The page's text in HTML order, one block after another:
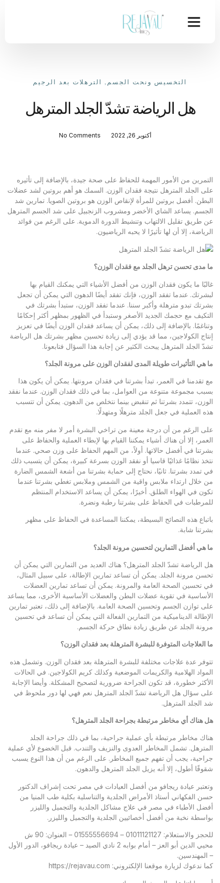
التخسيس ونحت الجسم , الترهلات بعد الرجيم
هل الرياضة تشدّ الجلد المترهل
أكتوبر 26, 2022 No Comments
التمرين من الأمور المهمة للحفاظ على صحة جيدة، بالإضافة إلى تأثيره
على الجلد المترهل نتيجة فقدان الوزن. السمك هو أهم بروتين لشد عضلات
البطن. أفضل بروتين للمرأة لإنقاص الوزن هو بروتين الصويا. تمارين شد
الجسم. يساعد الشاي الأخضر ومشروب الزنجبيل على شد الجسم المترهل
عن طريق تقليل الالتهاب وتنشيط الدورة الدموية. على الرغم من فوائد
الرياضة، إلا أن لها تأثيرًا لا يحبه الرياضيون.
ما مدى تحسن ترهل الجلد مع فقدان الوزن؟
غالبًا ما يكون فقدان الوزن من أفضل الأشياء التي يمكنك القيام بها
لبشرتك. عندما تفقد الوزن، فإنك تفقد أيضًا الدهون التي يمكن أن تجعل
بشرتك تبدو مترهلة وأكبر سننا. عندما تفقد الوزن، ستبدأ بشرتك في
التكيف مع حجمك الجديد الأصغر وستبدأ في الظهور بمظهر أكثر إحكامًا
وتناغمًا. بالإضافة إلى ذلك، يمكن أن يساعد فقدان الوزن أيضًا في تعزيز
إنتاج الكولاجين، مما قد يؤدي إلى زيادة تحسين مظهر بشرتك هل الرياضة
تشدّ الجلد المترهل يبحث الكثير عن إجابة هذا السؤال فتابعونا.
ما هي التأثيرات طويلة المدى لفقدان الوزن على مرونة الجلد؟
مع تقدمنا ​​في العمر، تبدأ بشرتنا في فقدان مرونتها. يمكن أن يكون هذا
بسبب مجموعة متنوعة من العوامل، بما في ذلك فقدان الوزن. عندما نفقد
الوزن، تتمدد بشرتنا ثم تنقبض بينما نتخلص من الدهون. يمكن أن تتسبب
هذه العملية في جعل الجلد مترهلًا ومتهدلًا.
على الرغم من أن درجة معينة من تراخي البشرة أمر لا مفر منه مع تقدم
العمر، إلا أن هناك أشياء يمكننا القيام بها لإبطاء العملية والحفاظ على
بشرتنا في أفضل حالاتها. أولاً، من المهم الحفاظ على وزن صحي. عندما
نتخذ نظامًا غذائيًا قاسيا أو نفقد الوزن بسرعة كبيرة، يمكن أن يتسبب ذلك
في تمدد بشرتنا. ثانيًا، نحتاج إلى حماية بشرتنا من أشعة الشمس الضارة
من خلال ارتداء ملابس واقية من الشمس وملابس تغطي بشرتنا عندما
تكون في الهواء الطلق. أخيرًا، يمكن أن يساعد الاستخدام المنتظم
للمرطبات في الحفاظ على بشرتنا رطبة ونضرة.
باتباع هذه النصائح البسيطة، يمكننا المساعدة في الحفاظ على مظهر
بشرتنا شابة.
ما هي أفضل التمارين لتحسين مرونة الجلد؟
هل الرياضة تشدّ الجلد المترهل؟ هناك العديد من التمارين التي يمكن أن
تحسن مرونة الجلد. يمكن أن تساعد تمارين الإطالة، على سبيل المثال،
في تحسين الصحة العامة والمرونة. يمكن أن تساعد تمارين العضلات
الأساسية في تقوية عضلات البطن والعضلات الأساسية الأخرى، مما يساعد
على توازن الجسم وتحسين الصحة العامة. بالإضافة إلى ذلك، تعتبر تمارين
الإطالة الديناميكية من التمارين الفعالة التي يمكن أن تساعد في تحسين
مرونة الجلد عن طريق زيادة نطاق حركة الجسم.
ما العلاجات المتوفرة للبشرة المترهلة بعد فقدان الوزن؟
تتوفر عدة علاجات مختلفة للبشرة المترهلة بعد فقدان الوزن. وتشمل هذه
المواد الهلامية والكريمات الموضعية وكذلك كريم الكولاجين. في الحالات
الأكثر خطورة، قد تكون الجراحة ضرورية لتصحيح المشكلة. وأيضا الإجابة
على سؤال هل الرياضة تشدّ الجلد المترهل نعم فهي لها دور ملحوظ في
شد الجلد المترهل.
هل هناك أي مخاطر مرتبطة بجراحة الجلد المترهل؟
هناك مخاطر مرتبطة بأي عملية جراحية، بما في ذلك جراحة الجلد
المترهل. تشمل المخاطر العدوى والنزيف والتندب. قبل الخضوع لأي عملية
جراحية، يجب أن تفهم جميع المخاطر. على الرغم من أن هذا النوع يسبب
شقوقًا أطول، إلا أنه يزيل الجلد المترهل والدهون.
وتعتبر عيادة ريجافو من أفضل العيادات في مصر تحت إشراف الدكتور
حسن الفكهاني أستاذ الأمراض الجلدية والتناسلية بكلية طب المنيا من
أفضل الأطباء في مصر في علاج مشاكل الجلدية والتجميل والليزر
بواسطة نخبة من أفضل أخصائيين الجلدية والتجميل والليزر.
للحجز والاستعلام: 01011121127 – 01555556694 – العنوان: 90 ش
محيي الدين أبو العز – أمام بوابه 2 نادي الصيد – عيادة ريجافو، الدور الأول
– المهندسين.
كما ندعوك لزيارة موقعنا الإلكتروني: https://rejavau.com